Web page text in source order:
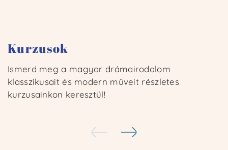
Kurzusok
Ismerd meg a magyar drámairodalom
klasszikusait és modern műveit részletes
kurzusainkon keresztül!